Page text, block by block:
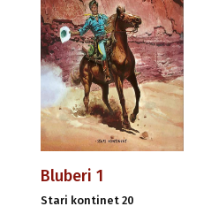
Bluberi 1
Stari kontinet 20